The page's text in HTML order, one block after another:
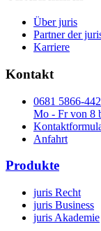
Über juris
Partner der
Karriere
Kontakt
0681 5866-
Mo - Fr von 8
Anfahrt
Produkte
juris Recht
juris Business
juris Akademie